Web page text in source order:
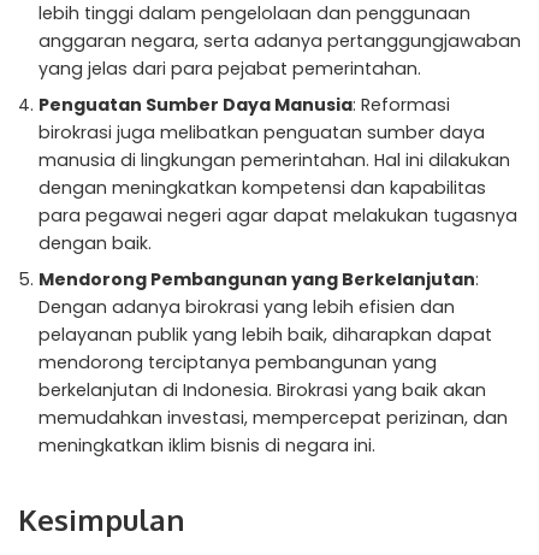
lebih tinggi dalam pengelolaan dan penggunaan
anggaran negara, serta adanya pertanggungjawaban
yang jelas dari para pejabat pemerintahan.
Penguatan Sumber Daya Manusia: Reformasi
birokrasi juga melibatkan penguatan sumber daya
manusia di lingkungan pemerintahan. Hal ini dilakukan
dengan meningkatkan kompetensi dan kapabilitas
para pegawai negeri agar dapat melakukan tugasnya
dengan baik.
Mendorong Pembangunan yang Berkelanjutan:
Dengan adanya birokrasi yang lebih efisien dan
pelayanan publik yang lebih baik, diharapkan dapat
mendorong terciptanya pembangunan yang
berkelanjutan di Indonesia. Birokrasi yang baik akan
memudahkan investasi, mempercepat perizinan, dan
meningkatkan iklim bisnis di negara ini.
Kesimpulan